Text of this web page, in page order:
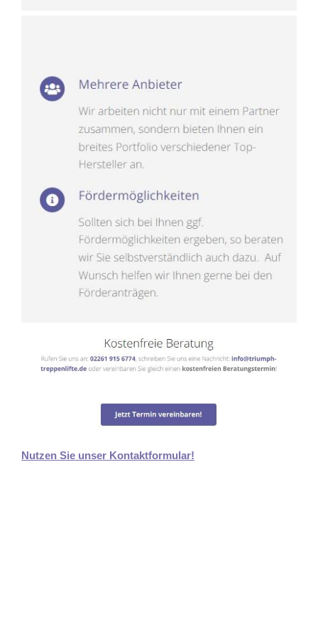
Nutzen Sie unser Kontaktformular!